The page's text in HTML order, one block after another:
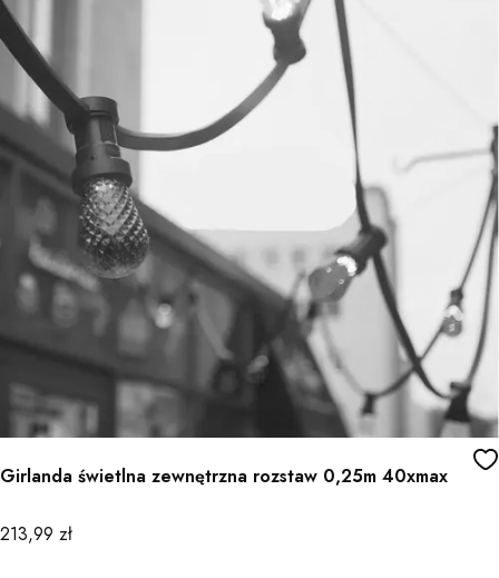
Girlanda świetlna zewnętrzna rozstaw 0,25m 40xmax
Cena
213,99 zł